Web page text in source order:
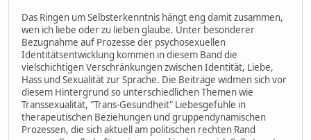
Das Ringen um Selbsterkenntnis hängt eng damit zusammen,
wen ich liebe oder zu lieben glaube. Unter besonderer
Bezugnahme auf Prozesse der psychosexuellen
Identitätsentwicklung kommen in diesem Band die
vielschichtigen Verschränkungen zwischen Identität, Liebe,
Hass und Sexualität zur Sprache. Die Beiträge widmen sich vor
diesem Hintergrund so unterschiedlichen Themen wie
Transsexualität, "Trans-Gesundheit" Liebesgefühle in
therapeutischen Beziehungen und gruppendynamischen
Prozessen, die sich aktuell am politischen rechten Rand